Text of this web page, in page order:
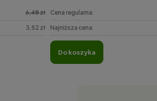
6,48 zł
3,52 zł
Cena regularna:
Najniższa cena:
do koszyka